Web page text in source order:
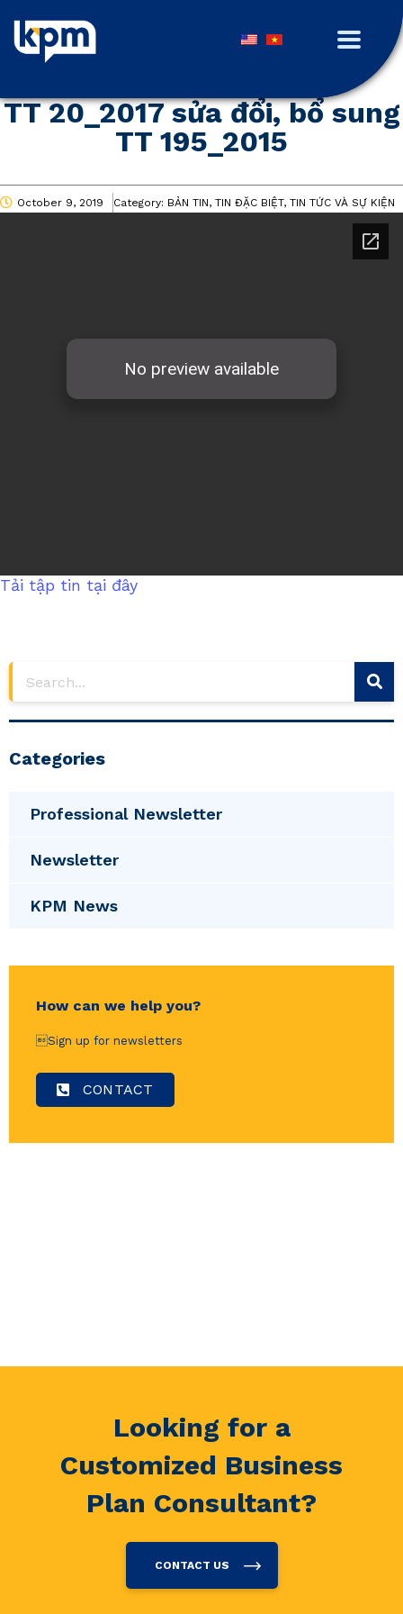
TT 20_2017 sửa đổi, bổ sung
TT 195_2015
October 9, 2019 Category: BẢN TIN, TIN ĐẶC BIỆT, TIN TỨC VÀ SỰ KIỆN
Tải tập tin tại đây
Categories
Professional Newsletter
Newsletter
KPM News
How can we help you?
Sign up for newsletters
CONTACT
Looking for a
Customized Business
Plan Consultant?
CONTACT US